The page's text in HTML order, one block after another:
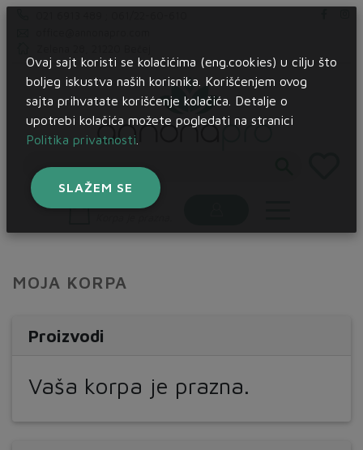
MOJA KORPA
Proizvodi
Vaša korpa je prazna.
Ovaj sajt koristi se kolačićima (eng.cookies) u cilju što
boljeg iskustva naših korisnika. Korišćenjem ovog
sajta prihvatate korišćenje kolačića. Detalje o
upotrebi kolačića možete pogledati na stranici
Politika privatnosti
SLAŽEM SE